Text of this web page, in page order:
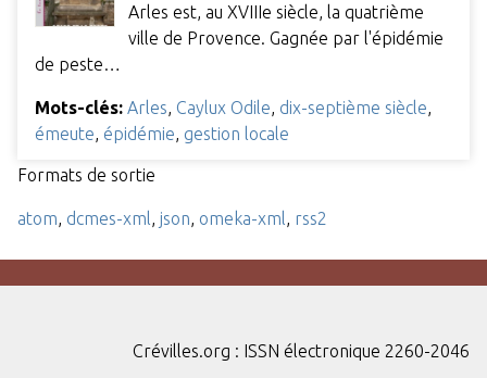
Arles est, au XVIIIe siècle, la quatrième
ville de Provence. Gagnée par l'épidémie
de peste…
Mots-clés: Arles Caylux Odile dix-septième siècle
émeute épidémie gestion locale
Formats de sortie
atom dcmes-xml json omeka-xml rss2
Crévilles.org : ISSN électronique 2260-2046